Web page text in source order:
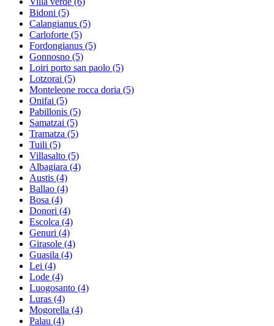
Bidoni (5)
Calangianus (5)
Carloforte (5)
Fordongianus (5)
Gonnosno (5)
Loiri porto san paolo (5)
Lotzorai (5)
Monteleone rocca doria (5)
Onifai (5)
Pabillonis (5)
Samatzai (5)
Tramatza (5)
Tuili (5)
Villasalto (5)
Albagiara (4)
Austis (4)
Ballao (4)
Bosa (4)
Donori (4)
Escolca (4)
Genuri (4)
Girasole (4)
Guasila (4)
Lei (4)
Lode (4)
Luogosanto (4)
Luras (4)
Mogorella (4)
Palau (4)